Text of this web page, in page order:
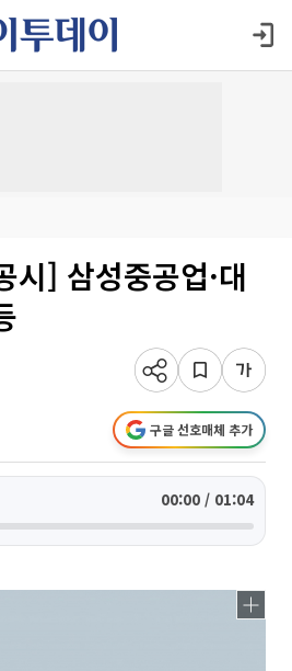
시] 삼성중공업·대
구글 선호매체 추가
00:00 / 01:04